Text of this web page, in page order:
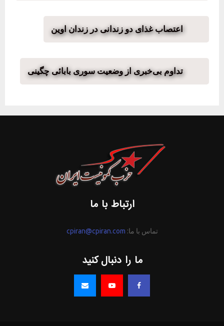
اعتصاب غذای دو زندانی در زندان اوین
تداوم بی‌خبری از وضعیت سوری بابائی چگینی
ارتباط با ما
تماس با ما: cpiran@cpiran.com
ما را دنبال کنید